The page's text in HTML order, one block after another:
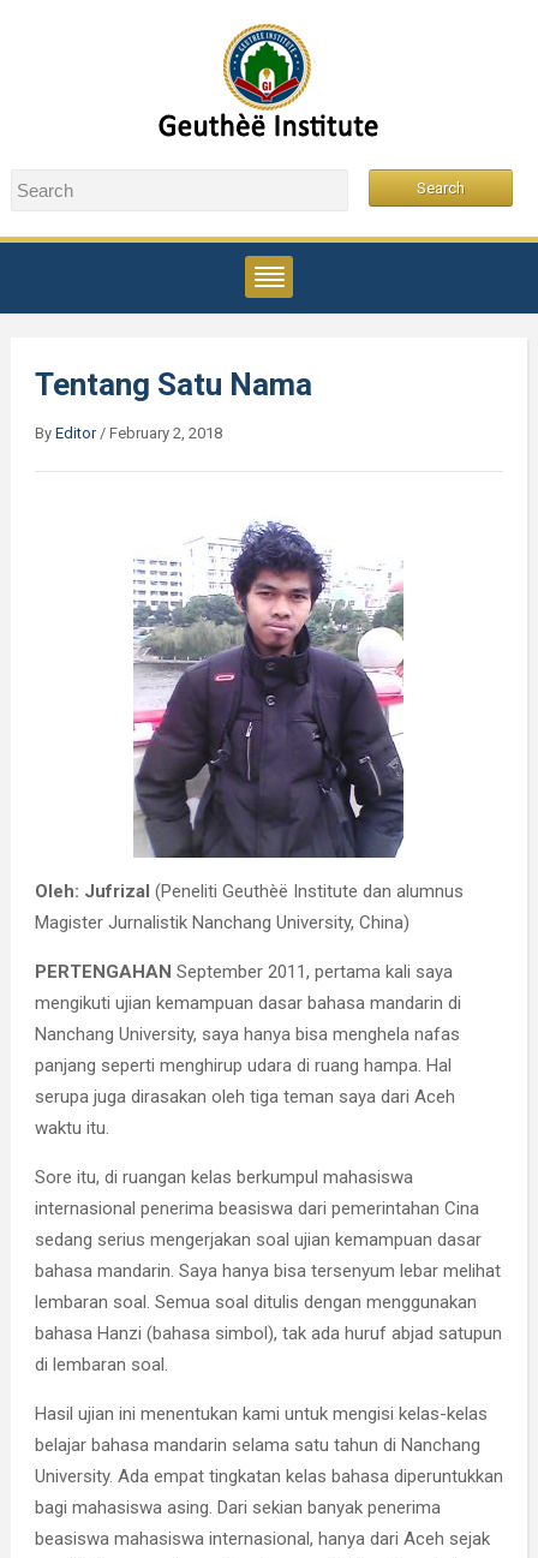
Tentang Satu Nama
By Editor/ February 2, 2018
Oleh: Jufrizal (Peneliti Geuthèë Institute dan alumnus
Magister Jurnalistik Nanchang University, China)
PERTENGAHAN September 2011, pertama kali saya
mengikuti ujian kemampuan dasar bahasa mandarin di
Nanchang University, saya hanya bisa menghela nafas
panjang seperti menghirup udara di ruang hampa. Hal
serupa juga dirasakan oleh tiga teman saya dari Aceh
waktu itu.
Sore itu, di ruangan kelas berkumpul mahasiswa
internasional penerima beasiswa dari pemerintahan Cina
sedang serius mengerjakan soal ujian kemampuan dasar
bahasa mandarin. Saya hanya bisa tersenyum lebar melihat
lembaran soal. Semua soal ditulis dengan menggunakan
bahasa Hanzi (bahasa simbol), tak ada huruf abjad satupun
di lembaran soal.
Hasil ujian ini menentukan kami untuk mengisi kelas-kelas
belajar bahasa mandarin selama satu tahun di Nanchang
University. Ada empat tingkatan kelas bahasa diperuntukkan
bagi mahasiswa asing. Dari sekian banyak penerima
beasiswa mahasiswa internasional, hanya dari Aceh sejak